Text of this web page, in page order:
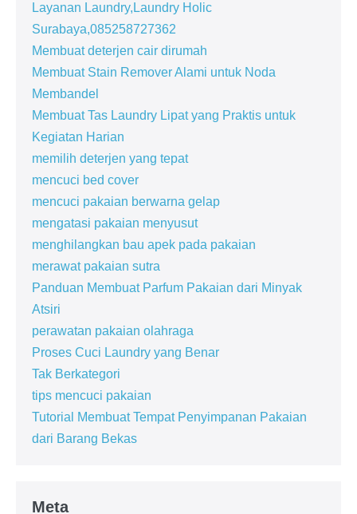
Layanan Laundry,Laundry Holic
Surabaya,085258727362
Membuat deterjen cair dirumah
Membuat Stain Remover Alami untuk Noda
Membandel
Membuat Tas Laundry Lipat yang Praktis untuk
Kegiatan Harian
memilih deterjen yang tepat
mencuci bed cover
mencuci pakaian berwarna gelap
mengatasi pakaian menyusut
menghilangkan bau apek pada pakaian
merawat pakaian sutra
Panduan Membuat Parfum Pakaian dari Minyak
Atsiri
perawatan pakaian olahraga
Proses Cuci Laundry yang Benar
Tak Berkategori
tips mencuci pakaian
Tutorial Membuat Tempat Penyimpanan Pakaian
dari Barang Bekas
Meta